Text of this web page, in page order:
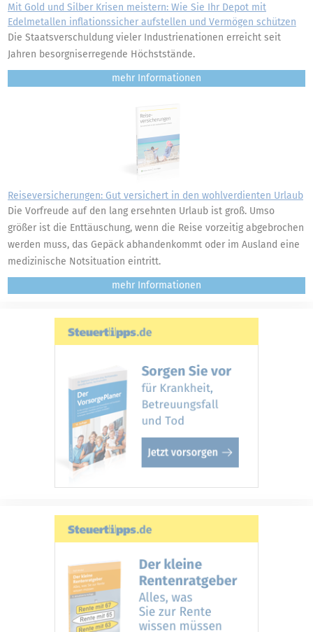
Mit Gold und Silber Krisen meistern: Wie Sie Ihr Depot mit
Edelmetallen inflationssicher aufstellen und Vermögen schützen
Die Staatsverschuldung vieler Industrienationen erreicht seit
Jahren besorgniserregende Höchststände.
mehr
Reiseversicherungen: Gut versichert in den wohlverdienten Urlaub
Die Vorfreude auf den lang ersehnten Urlaub ist groß. Umso
größer ist die Enttäuschung, wenn die Reise vorzeitig abgebrochen
werden muss, das Gepäck abhandenkommt oder im Ausland eine
medizinische Notsituation eintritt.
mehr